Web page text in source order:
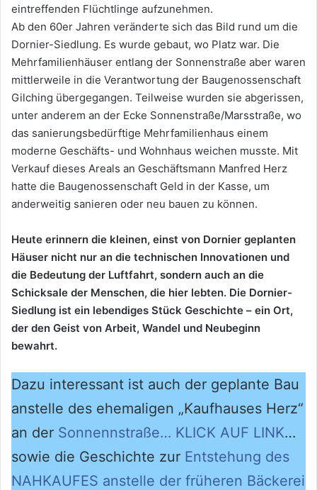
eintreffenden Flüchtlinge aufzunehmen.
Ab den 60er Jahren veränderte sich das Bild rund um die
Dornier-Siedlung. Es wurde gebaut, wo Platz war. Die
Mehrfamilienhäuser entlang der Sonnenstraße aber waren
mittlerweile in die Verantwortung der Baugenossenschaft
Gilching übergegangen. Teilweise wurden sie abgerissen,
unter anderem an der Ecke Sonnenstraße/Marsstraße, wo
das sanierungsbedürftige Mehrfamilienhaus einem
moderne Geschäfts- und Wohnhaus weichen musste. Mit
Verkauf dieses Areals an Geschäftsmann Manfred Herz
hatte die Baugenossenschaft Geld in der Kasse, um
anderweitig sanieren oder neu bauen zu können.
Heute erinnern die kleinen, einst von Dornier geplanten
Häuser nicht nur an die technischen Innovationen und
die Bedeutung der Luftfahrt, sondern auch an die
Schicksale der Menschen, die hier lebten. Die Dornier-
Siedlung ist ein lebendiges Stück Geschichte – ein Ort,
der den Geist von Arbeit, Wandel und Neubeginn
bewahrt.
Dazu interessant ist auch der geplante Bau
anstelle des ehemaligen „Kaufhauses Herz“
an der Sonnennstraße… KLICK AUF LINK…
sowie die Geschichte zur Entstehung des
NAHKAUFES anstelle der früheren Bäckerei